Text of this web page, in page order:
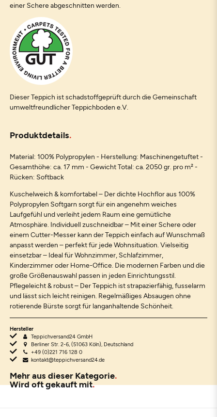
einer Schere abgeschnitten werden.
Dieser Teppich ist schadstoffgeprüft durch die Gemeinschaft
umweltfreundlicher Teppichboden e.V.
Produktdetails
Material: 100% Polypropylen - Herstellung: Maschinengetuftet -
Gesamthöhe: ca. 17 mm - Gewicht Total: ca. 2050 gr. pro m² -
Rücken: Softback
Kuschelweich & komfortabel – Der dichte Hochflor aus 100%
Polypropylen Softgarn sorgt für ein angenehm weiches
Laufgefühl und verleiht jedem Raum eine gemütliche
Atmosphäre. Individuell zuschneidbar – Mit einer Schere oder
einem Cutter-Messer kann der Teppich einfach auf Wunschmaß
anpasst werden – perfekt für jede Wohnsituation. Vielseitig
einsetzbar – Ideal für Wohnzimmer, Schlafzimmer,
Kinderzimmer oder Home-Office. Die modernen Farben und die
große Größenauswahl passen in jeden Einrichtungsstil.
Pflegeleicht & robust – Der Teppich ist strapazierfähig, fusselarm
und lässt sich leicht reinigen. Regelmäßiges Absaugen ohne
rotierende Bürste sorgt für langanhaltende Schönheit.
Hersteller
Teppichversand24 GmbH
Berliner Str. 2-6, (51063 Köln), Deutschland
+49 (0)221 716 128 0
kontakt@teppichversand24.de
Mehr aus dieser Kategorie
Wird oft gekauft mit